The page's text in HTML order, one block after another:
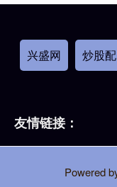
兴盛网 炒股
友情链接：
Powered